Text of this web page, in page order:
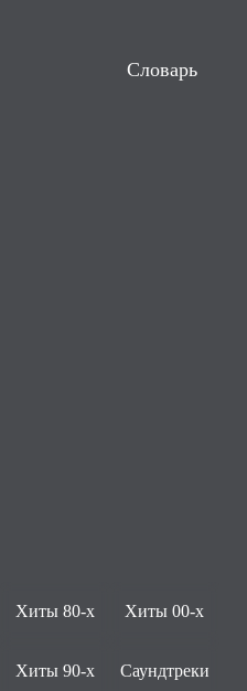
Словарь
Хиты 80-х Хиты 00-х
Хиты 90-х Саундтреки